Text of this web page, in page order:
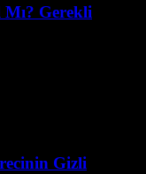
Gerekli
Gizli